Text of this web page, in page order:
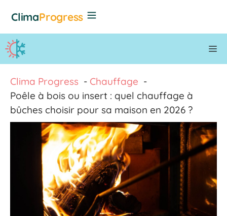
contenu
ClimaProgress
Clima Progress
Chauffage
Poêle à bois ou insert : quel chauffage à
bûches choisir pour sa maison en 2026 ?